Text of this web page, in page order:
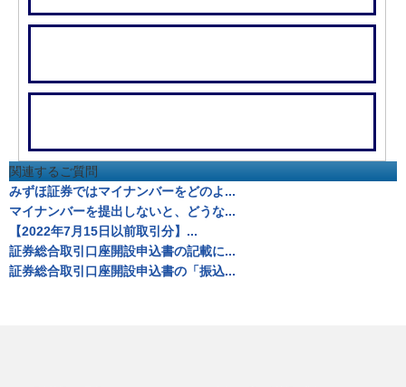
関連するご質問
みずほ証券ではマイナンバーをどのよ...
マイナンバーを提出しないと、どうな...
【2022年7月15日以前取引分】...
証券総合取引口座開設申込書の記載に...
証券総合取引口座開設申込書の「振込...